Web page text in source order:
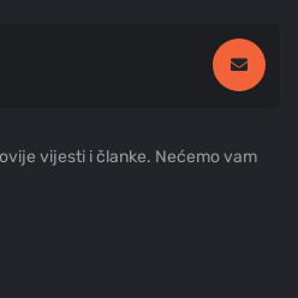
vijesti i članke. Nećemo vam